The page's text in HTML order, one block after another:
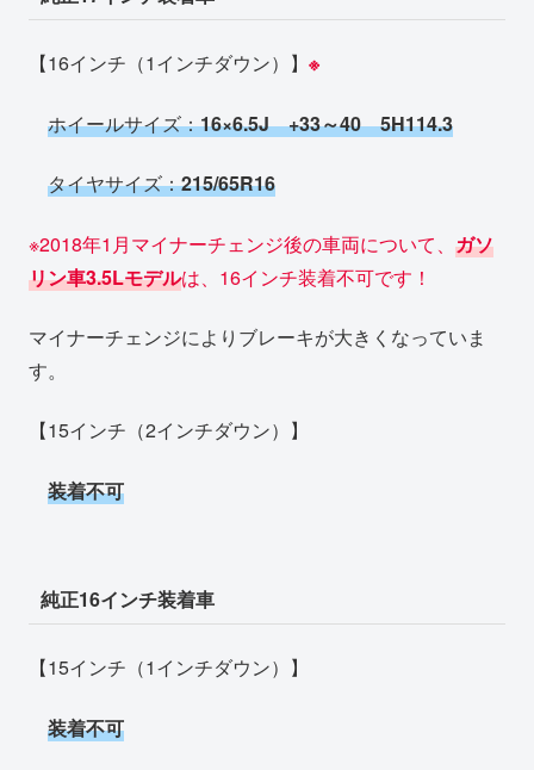
【16インチ（1インチダウン）】 ※
ホイールサイズ：16×6.5J +33～40 5H114.3
タイヤサイズ：215/65R16
※2018年1月マイナーチェンジ後の車両について、 ガソ
リン車3.5Lモデルは、16インチ装着不可です！
マイナーチェンジによりブレーキが大きくなっていま
す。
【15インチ（2インチダウン）】
装着不可
純正16インチ装着車
【15インチ（1インチダウン）】
装着不可